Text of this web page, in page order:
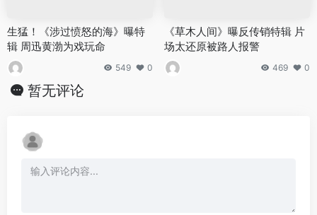
生猛！《涉过愤怒的海》曝特
辑 周迅黄渤为戏玩命
549 0
《草木人间》曝反传销特辑 片
场太还原被路人报警
469 0
暂无评论